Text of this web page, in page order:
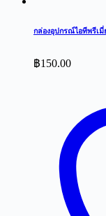
กล่องอุปกรณ์ไอทีพรีเ
฿150.00